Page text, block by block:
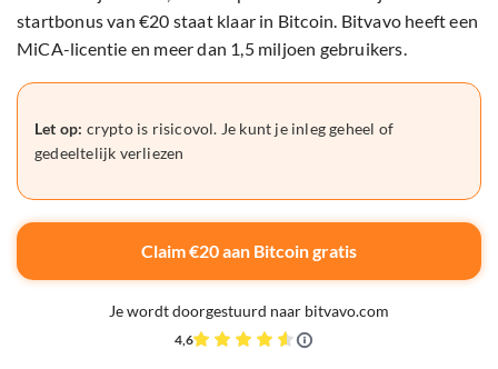
startbonus van €20 staat klaar in Bitcoin. Bitvavo heeft een
MiCA-licentie en meer dan 1,5 miljoen gebruikers.
Let op: crypto is risicovol. Je kunt je inleg geheel of
gedeeltelijk verliezen
Claim €20 aan Bitcoin gratis
Je wordt doorgestuurd naar bitvavo.com
4,6